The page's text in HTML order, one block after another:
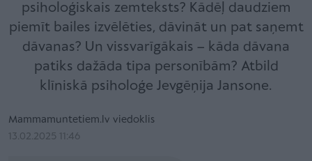
psiholoģiskais zemteksts? Kādēļ daudziem
piemīt bailes izvēlēties, dāvināt un pat saņemt
dāvanas? Un vissvarīgākais – kāda dāvana
patiks dažāda tipa personībām? Atbild
klīniskā psiholoģe Jevgēņija Jansone.
Mammamuntetiem.lv viedoklis
13.02.2025 11:46